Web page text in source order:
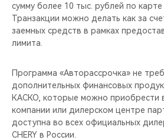
сумму более 10 тыс. рублей по карте
Транзакции можно делать как за
заемных средств в рамках
лимита.
Программа «Авторассрочка» не
дополнительных финансовых
КАСКО, которые можно приобрести
компании или дилерском центре
доступна во всех официальных
CHERY в России.